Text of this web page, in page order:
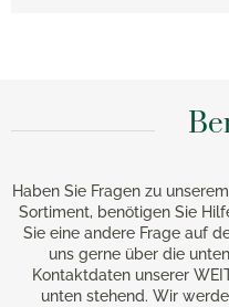
Haben Sie Fragen zu
Sortiment, benötigen Sie
Sie eine andere Frage auf
uns gerne über die
Kontaktdaten unserer
unten stehend. Wir